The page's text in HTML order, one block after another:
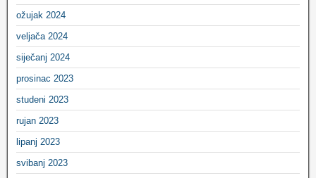
ožujak 2024
veljača 2024
siječanj 2024
prosinac 2023
studeni 2023
rujan 2023
lipanj 2023
svibanj 2023